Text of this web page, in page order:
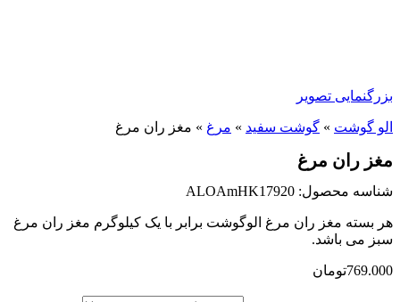
بزرگنمایی تصویر
الو گوشت » گوشت سفید » مرغ » مغز ران مرغ
مغز ران مرغ
شناسه محصول: ALOAmHK17920
هر بسته مغز ران مرغ الوگوشت برابر با یک کیلوگرم مغز ران مرغ
سبز می باشد.
769.000تومان